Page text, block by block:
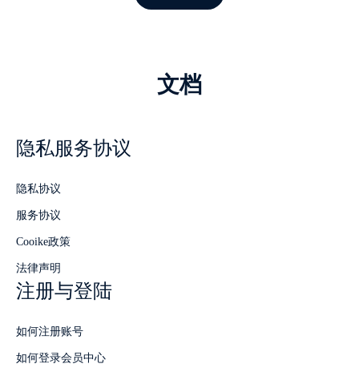
文档
隐私服务协议
隐私协议
服务协议
Cooike政策
法律声明
注册与登陆
如何注册账号
如何登录会员中心